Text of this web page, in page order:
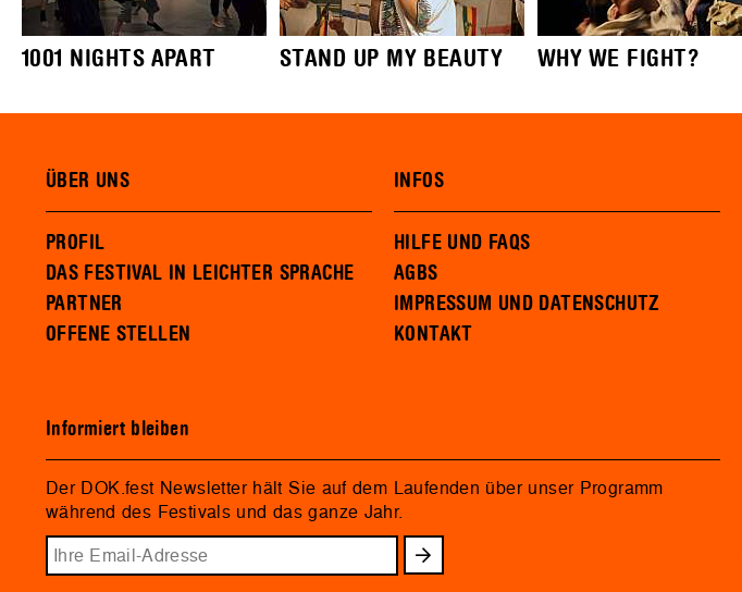
1001 NIGHTS APART STAND UP MY BEAUTY WHY WE FIGHT?
ÜBER UNS
PROFIL
DAS FESTIVAL IN LEICHTER SPRACHE
PARTNER
OFFENE STELLEN
INFOS
HILFE UND FAQS
AGBS
IMPRESSUM UND DATENSCHUTZ
KONTAKT
Informiert bleiben
Der DOK.fest Newsletter hält Sie auf dem Laufenden über unser Programm
während des Festivals und das ganze Jahr.